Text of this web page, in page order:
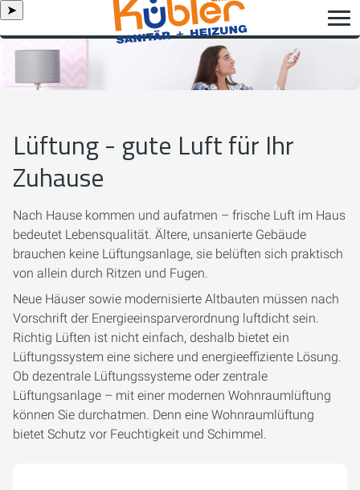
➤
Lüftung - gute Luft für Ihr
Zuhause
Nach Hause kommen und aufatmen – frische Luft im Haus
bedeutet Lebensqualität. Ältere, unsanierte Gebäude
brauchen keine Lüftungsanlage, sie belüften sich praktisch
von allein durch Ritzen und Fugen.
Neue Häuser sowie modernisierte Altbauten müssen nach
Vorschrift der Energieeinsparverordnung luftdicht sein.
Richtig Lüften ist nicht einfach, deshalb bietet ein
Lüftungssystem eine sichere und energieeffiziente Lösung.
Ob dezentrale Lüftungssysteme oder zentrale
Lüftungsanlage – mit einer modernen Wohnraumlüftung
können Sie durchatmen. Denn eine Wohnraumlüftung
bietet Schutz vor Feuchtigkeit und Schimmel.